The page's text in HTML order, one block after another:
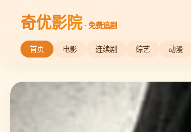
奇优影院· 免费追剧
首页 电影 连续剧 综艺 动漫